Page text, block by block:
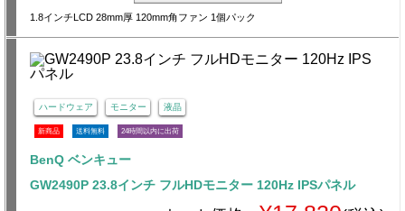
1.8インチLCD 28mm厚 120mm角ファン 1個パック
ハードウェア モニター 液晶
新商品 送料無料 24時間以内に出荷
BenQ ベンキュー
GW2490P 23.8インチ フルHDモニター 120Hz IPSパネル